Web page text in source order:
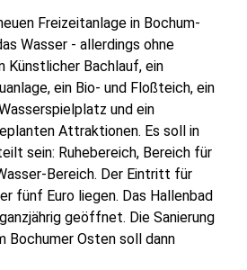
Freizeitanlage in Bochum-
Wasser - allerdings ohne
Künstlicher Bachlauf, ein
ein Bio- und Floßteich, ein
und ein
Attraktionen. Es soll in
sein: Ruhebereich, Bereich für
Bereich. Der Eintritt für
fünf Euro liegen. Das Hallenbad
geöffnet. Die Sanierung
Bochumer Osten soll dann